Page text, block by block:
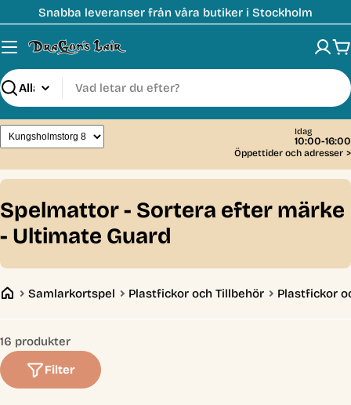
till
innehåll
Snabba leveranser från våra butiker i Stockholm
Sök
Idag
10:00-16:00
Öppettider och adresser >
C
o
l
l
c
t
i
Spelmattor - Sortera efter märke
- Ultimate Guard
Samlarkortspel Plastfickor och Tillbehör Plastfickor
16 produkter
Filter